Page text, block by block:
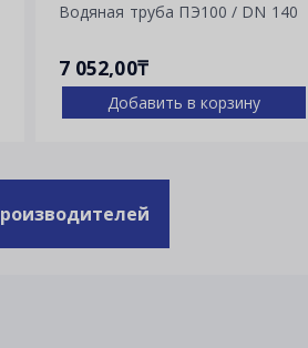
Водяная труба ПЭ100 / DN 140
7 052,00₸
Добавить в корзину